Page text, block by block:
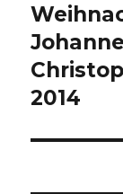
Nächster
Beitrag:
2014